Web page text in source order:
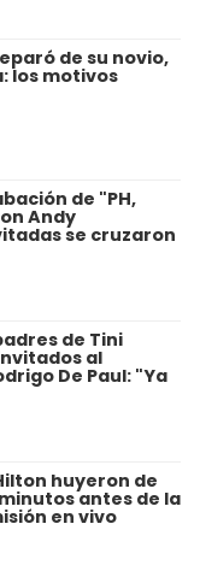
de su novio,
los motivos
de "PH,
Andy
se cruzaron
de Tini
al
De Paul: "Ya
huyeron de
antes de la
en vivo